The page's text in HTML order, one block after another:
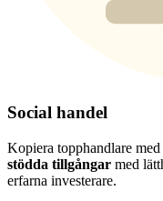
Register & Trade
Social handel
Kopiera topphandlare
stödda tillgångar med
erfarna investerare.